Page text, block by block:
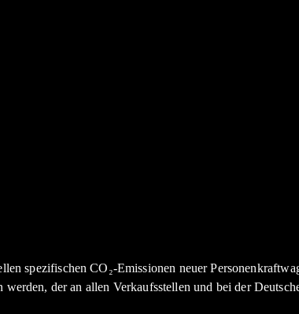
spezifischen CO₂-Emissionen neuer
werden, der an allen Verkaufsstellen und bei der